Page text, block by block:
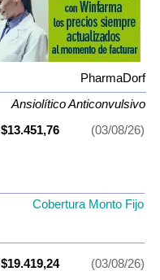
PharmaDorf
Ansiolítico Anticonvulsivo
$13.451,76
(03/08/26)
Cobertura Monto Fijo
$19.419,24
(03/08/26)